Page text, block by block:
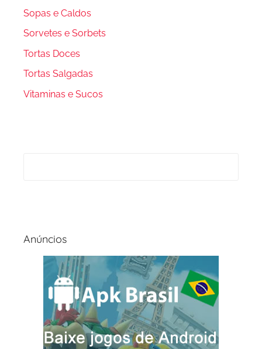
Sopas e Caldos
Sorvetes e Sorbets
Tortas Doces
Tortas Salgadas
Vitaminas e Sucos
Anúncios